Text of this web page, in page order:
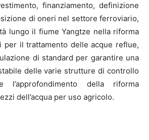
finanziamento, definizione
di oneri nel settore ferroviario,
lungo il fiume Yangtze nella riforma
per il trattamento delle acque reflue,
di standard per garantire una
delle varie strutture di controllo
della riforma
dell’acqua per uso agricolo.